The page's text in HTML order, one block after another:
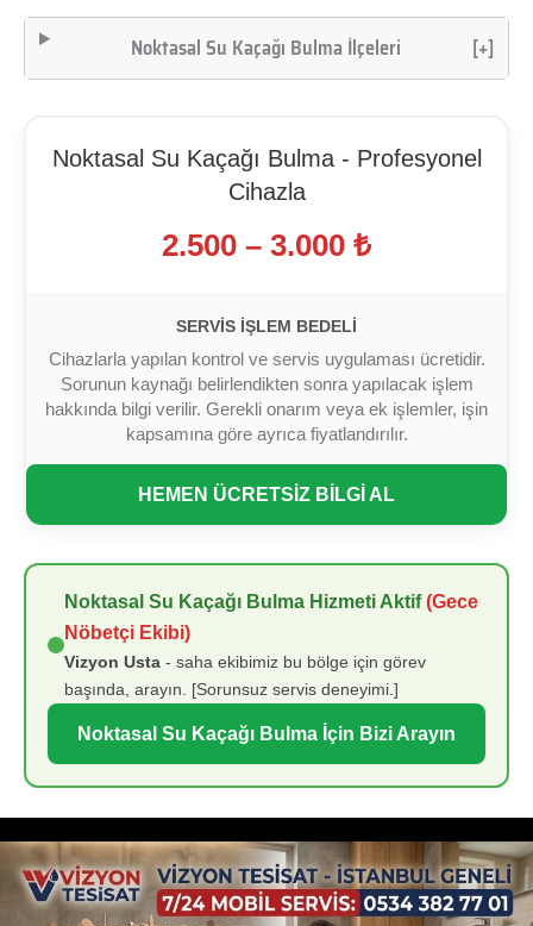
Noktasal Su Kaçağı Bulma İlçeleri [+]
Noktasal Su Kaçağı Bulma - Profesyonel
Cihazla
2.500 – 3.000 ₺
SERVIS İŞLEM BEDELI
Cihazlarla yapılan kontrol ve servis uygulaması ücretidir.
Sorunun kaynağı belirlendikten sonra yapılacak işlem
hakkında bilgi verilir. Gerekli onarım veya ek işlemler, işin
kapsamına göre ayrıca fiyatlandırılır.
HEMEN ÜCRETSİZ BİLGİ AL
Noktasal Su Kaçağı Bulma Hizmeti Aktif(Gece
Nöbetçi Ekibi)
Vizyon Usta - saha ekibimiz bu bölge için görev
başında, arayın. [Sorunsuz servis deneyimi.]
Noktasal Su Kaçağı Bulma İçin Bizi Arayın